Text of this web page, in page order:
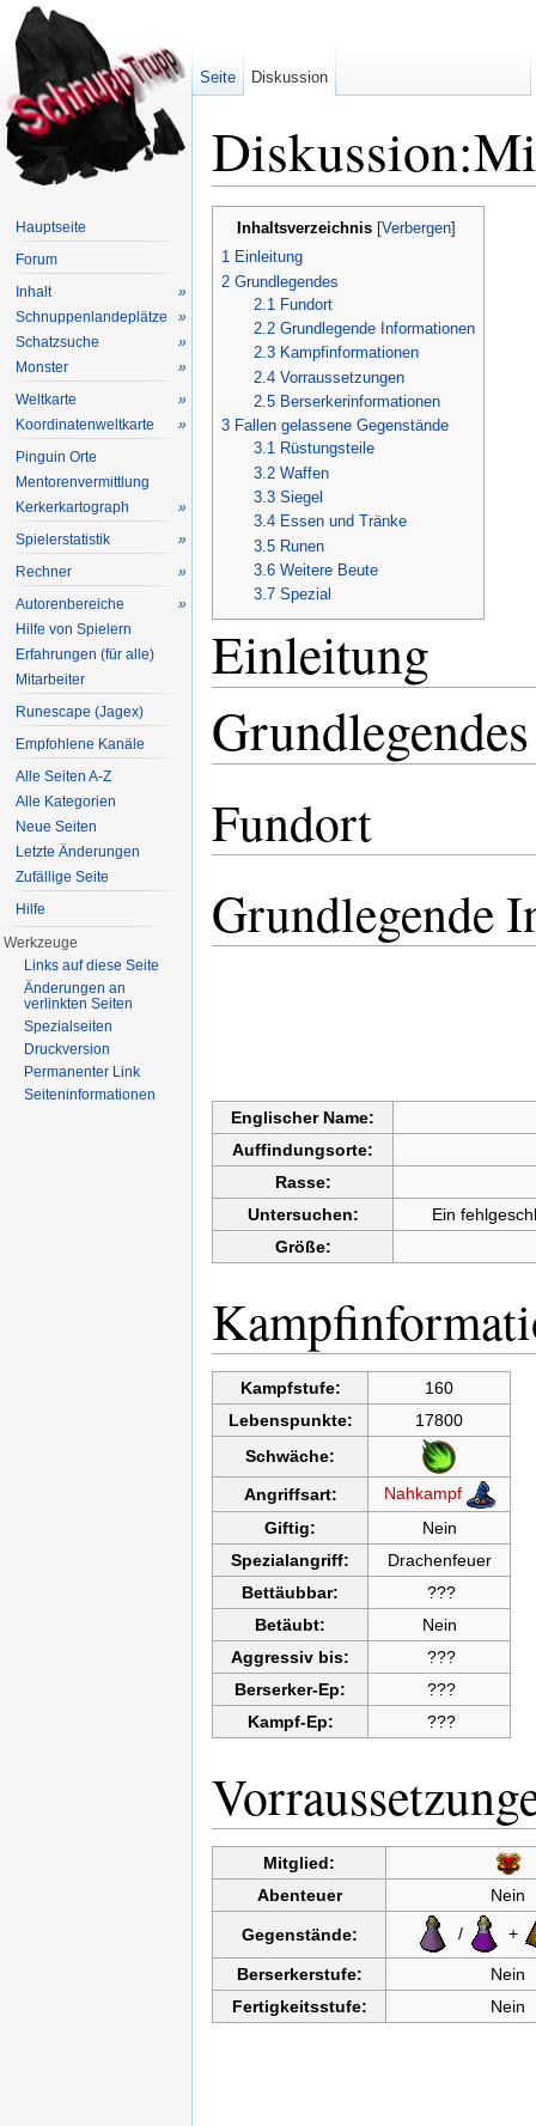
Inhaltsverzeichnis[ Verbergen]
1 Einleitung
2 Grundlegendes
2.1 Fundort
2.2 Grundlegende Informationen
2.3 Kampfinformationen
2.4 Vorraussetzungen
2.5 Berserkerinformationen
3 Fallen gelassene Gegenstände
3.1 Rüstungsteile
3.2 Waffen
3.3 Siegel
3.4 Essen und Tränke
3.5 Runen
3.6 Weitere Beute
3.7 Spezial
Einleitung
Grundlegendes
Fundort
Grundlegende
Englischer Name:
Auffindungsorte:
Rasse:
Untersuchen:
Ein
Größe:
Kampfstufe:
160
Lebenspunkte:
17800
Schwäche:
Angriffsart:
Nahkampf
Giftig:
Nein
Spezialangriff:
Drachenfeuer
Bettäubbar:
???
Betäubt:
Nein
Aggressiv bis:
???
Berserker-Ep:
???
Kampf-Ep:
???
Mitglied:
Abenteuer
Nein
Gegenstände: / +
Berserkerstufe:
Nein
Fertigkeitsstufe:
Nein
Seite Diskussion
Hauptseite
Forum
Inhalt
»
Schnuppenlandeplätze
»
Schatzsuche
»
Monster
»
Weltkarte
»
Koordinatenweltkarte
»
Pinguin Orte
Mentorenvermittlung
Kerkerkartograph
»
Spielerstatistik
»
Rechner
»
Autorenbereiche
»
Hilfe von Spielern
Erfahrungen (für alle)
Mitarbeiter
Runescape (Jagex)
Empfohlene Kanäle
Alle Seiten A-Z
Alle Kategorien
Neue Seiten
Letzte Änderungen
Zufällige Seite
Hilfe
Werkzeuge
Links auf diese Seite
Änderungen an
verlinkten Seiten
Spezialseiten
Druckversion
Permanenter Link
Seiteninformationen